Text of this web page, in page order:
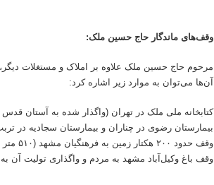
وقف‌های ماندگار حاج حسین ملک:
مرحوم حاج حسین ملک علاوه بر املاک و مستغلات
آن‌ها می‌توان به موارد زیر اشاره کرد:
کتابخانه ملی ملک در تهران (واگذار شده به آستان
بیمارستان رضوی در چناران و بیمارستان سجادیه در
وقف حدود ۲۰۰ هکتار زمین به فرهنگیان مشهد (۵۱۰ متر برای هر نفر در سال ۱۳۳۸ شمسی)
وقف باغ وکیل‌آباد مشهد به مردم و واگذاری تولیت آن به